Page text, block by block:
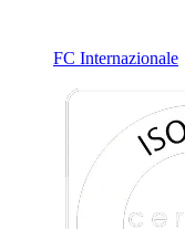
FC Internazionale